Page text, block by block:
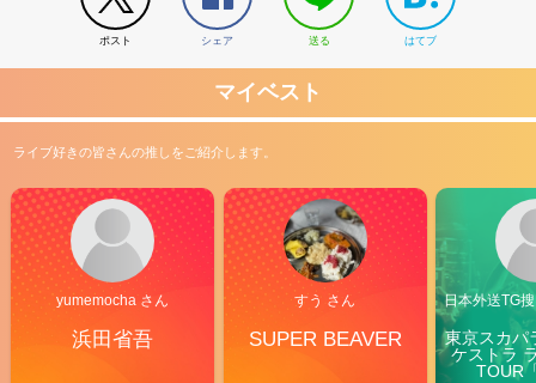
ポスト シェア 送る はてブ
マイベスト
ライブ好きの皆さんの推しをご紹介します。
yumemocha さん
浜田省吾
すう さん
SUPER BEAVER
日本外送TG
東京スカパ
ケストラ
TOUR